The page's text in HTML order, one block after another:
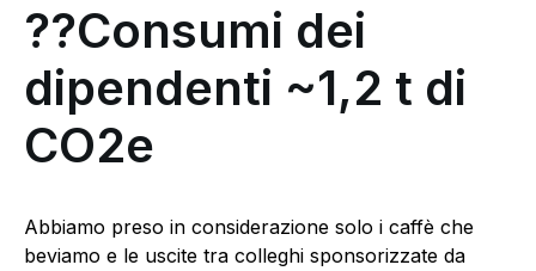
??Consumi dei
dipendenti ~1,2 t di
CO2e
Abbiamo preso in considerazione solo i caffè che
beviamo e le uscite tra colleghi sponsorizzate da